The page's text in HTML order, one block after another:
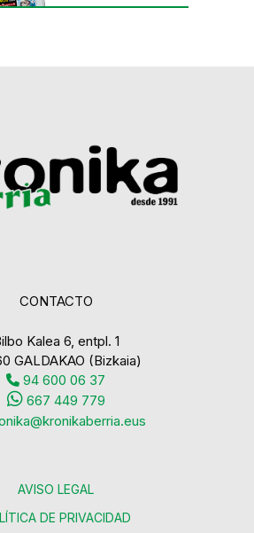
CONTACTO
Kalea 6, entpl. 1
GALDAKAO (Bizkaia)
94 600 06 37
667 449 779
AVISO LEGAL
DE PRIVACIDAD